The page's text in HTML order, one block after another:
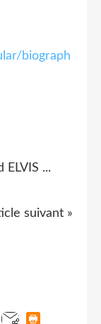
biograph
...
suivant »